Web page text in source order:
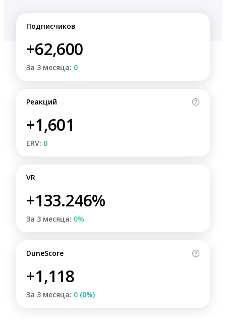
Подписчиков
+62,600
За 3 месяца: 0
Реакций
+1,601
ERV: 0
VR
+133.246%
За 3 месяца: 0%
DuneScore
+1,118
За 3 месяца: 0 (0%)